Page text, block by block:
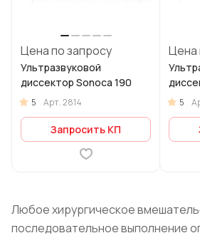
Цена по запросу
Ультразвуковой
диссектор Sonoca 190
5 Арт.2814
Запросить КП
Цена
5
Любое хирургическое
последовательное выполнение